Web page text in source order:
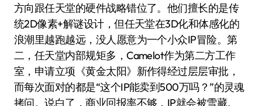
方向跟任天堂的硬件战略错位了。他们擅长的是传
统2D像素+解谜设计，但任天堂在3D化和体感化的
浪潮里越跑越远，没人愿意为一个小众IP冒险。第
二，任天堂内部规矩多，Camelot作为第二方工作
室，申请立项《黄金太阳》新作得经过层层审批，
而每次面对的都是“这个IP能卖到500万吗？”的灵魂
拷问。说白了，商业回报率不够，IP就会被雪藏。